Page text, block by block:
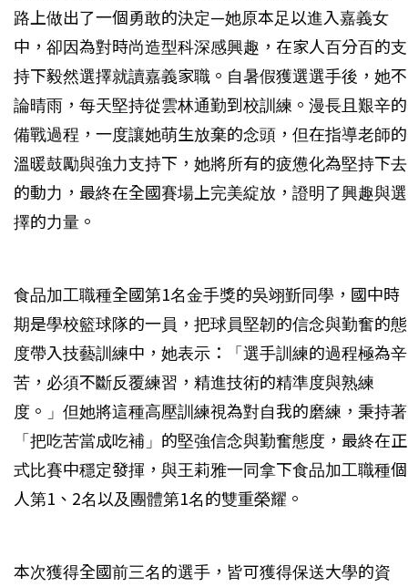
路上做出了一個勇敢的決定—她原本足以進入嘉義女
中，卻因為對時尚造型科深感興趣，在家人百分百的支
持下毅然選擇就讀嘉義家職。自暑假獲選選手後，她不
論晴雨，每天堅持從雲林通勤到校訓練。漫長且艱辛的
備戰過程，一度讓她萌生放棄的念頭，但在指導老師的
溫暖鼓勵與強力支持下，她將所有的疲憊化為堅持下去
的動力，最終在全國賽場上完美綻放，證明了興趣與選
擇的力量。
食品加工職種全國第1名金手獎的吳翊斳同學，國中時
期是學校籃球隊的一員，把球員堅韌的信念與勤奮的態
度帶入技藝訓練中，她表示：「選手訓練的過程極為辛
苦，必須不斷反覆練習，精進技術的精準度與熟練
度。」但她將這種高壓訓練視為對自我的磨練，秉持著
「把吃苦當成吃補」的堅強信念與勤奮態度，最終在正
式比賽中穩定發揮，與王莉雅一同拿下食品加工職種個
人第1、2名以及團體第1名的雙重榮耀。
本次獲得全國前三名的選手，皆可獲得保送大學的資